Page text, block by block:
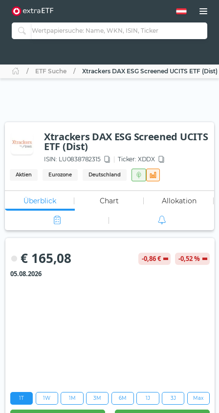
ETF Suche Xtrackers DAX ESG Screened UCITS ETF (Dist)
Xtrackers DAX ESG Screened UCITS
ETF (Dist)
ISIN: LU0838782315 Ticker: XDDX
Aktien Eurozone Deutschland
Überblick Chart Allokation
€ 165,08 -0,86 €
-0,52 %
05.08.2026
1T 1W 1M 3M 6M 1J 3J Max